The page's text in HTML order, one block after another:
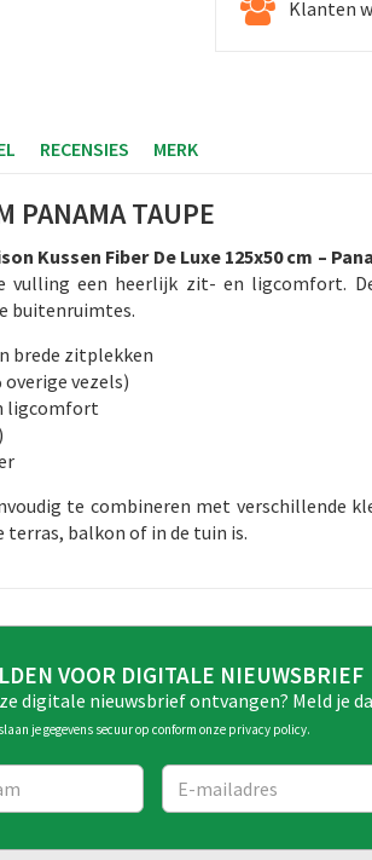
Klanten
RECENSIES MERK
PANAMA TAUPE
Kussen Fiber De Luxe 125x50 cm –
vulling een heerlijk zit- en ligcomfort.
buitenruimtes.
brede zitplekken
vezels)
ligcomfort
te combineren met verschillende
balkon of in de tuin is.
VOOR DIGITALE NIEUWSBRIEF
digitale nieuwsbrief ontvangen? Meld je
je gegevens secuur op conform onze privacy policy.